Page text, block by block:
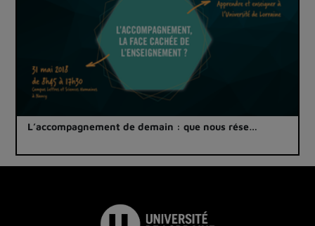
L’accompagnement de demain : que nous rése…